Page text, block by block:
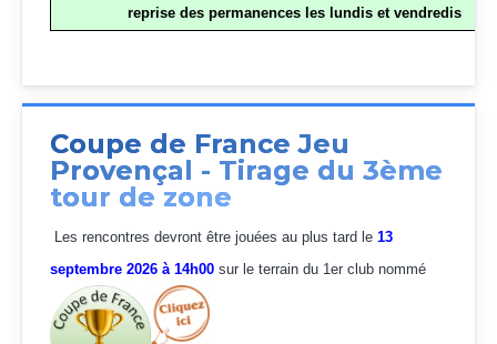
reprise des permanences les lundis et vendredis
Coupe de France Jeu
Provençal - Tirage du 3ème
tour de zone
Les rencontres devront être jouées au plus tard le 13
septembre 2026 à 14h00 sur le terrain du 1er club nommé